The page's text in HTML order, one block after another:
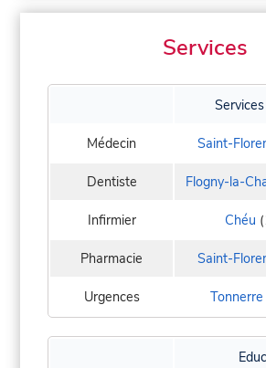
Services
Médecin Saint-
Dentiste Flogny-la-
Infirmier Chéu
Pharmacie Saint-
Urgences Tonnerre